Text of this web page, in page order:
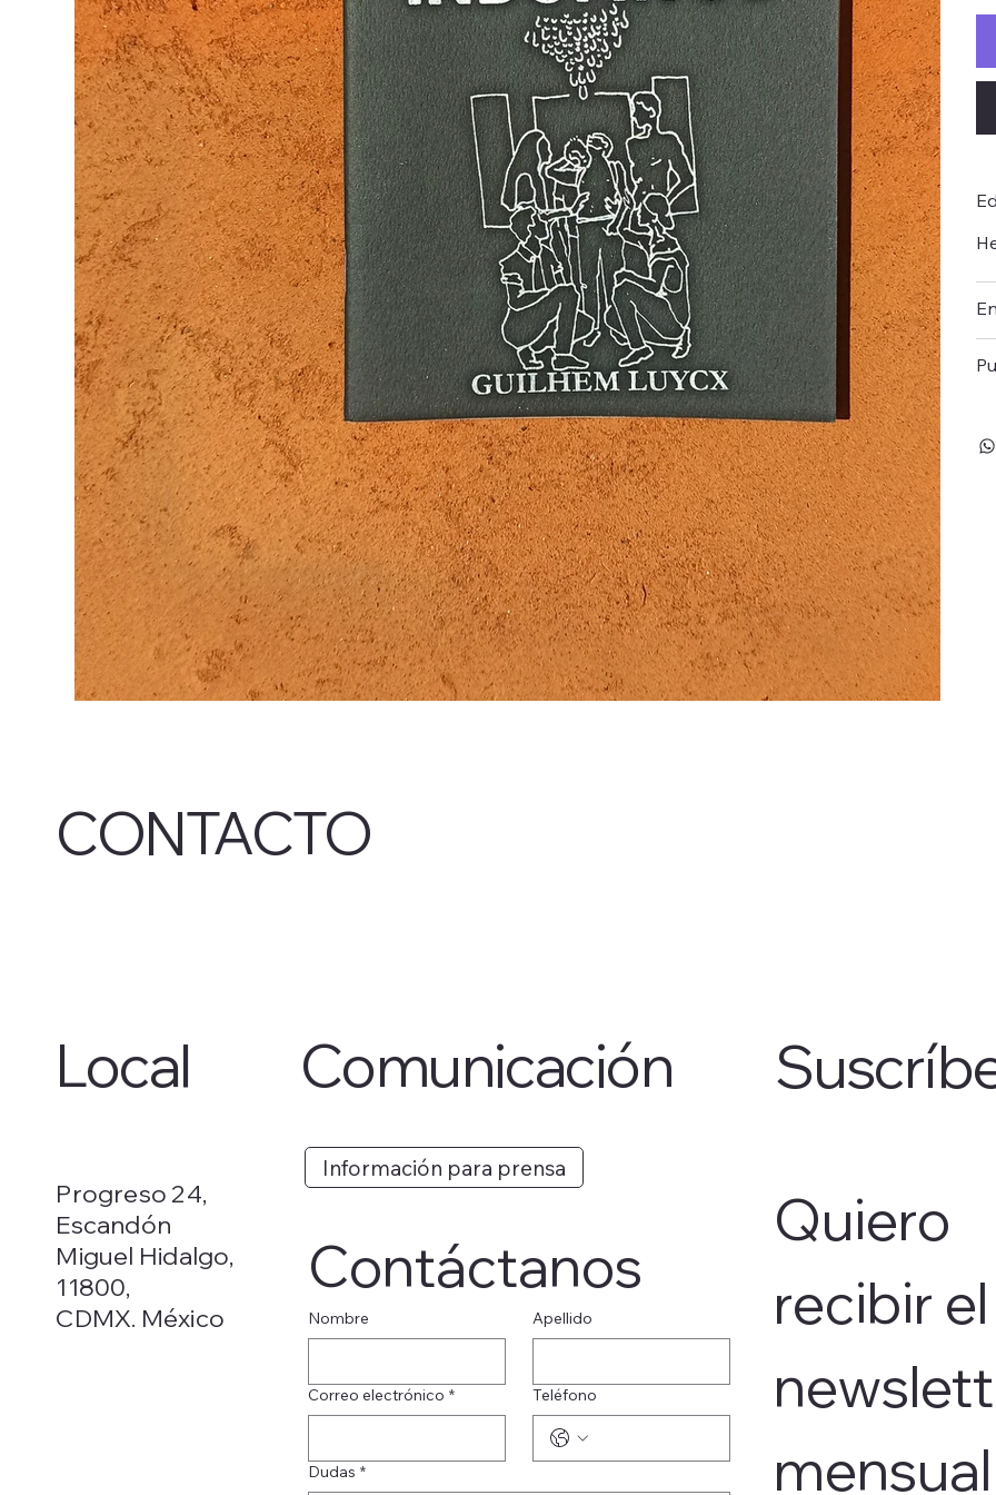
Progreso 24,
Escandón
Miguel Hidalgo,
11800,
CDMX. México
Información para prensa
Contáctanos
Nombre Apellido
Correo electrónico * Teléfono
Dudas *
Quiero
recibir el
mensual
Comunicación
Local
CONTACTO